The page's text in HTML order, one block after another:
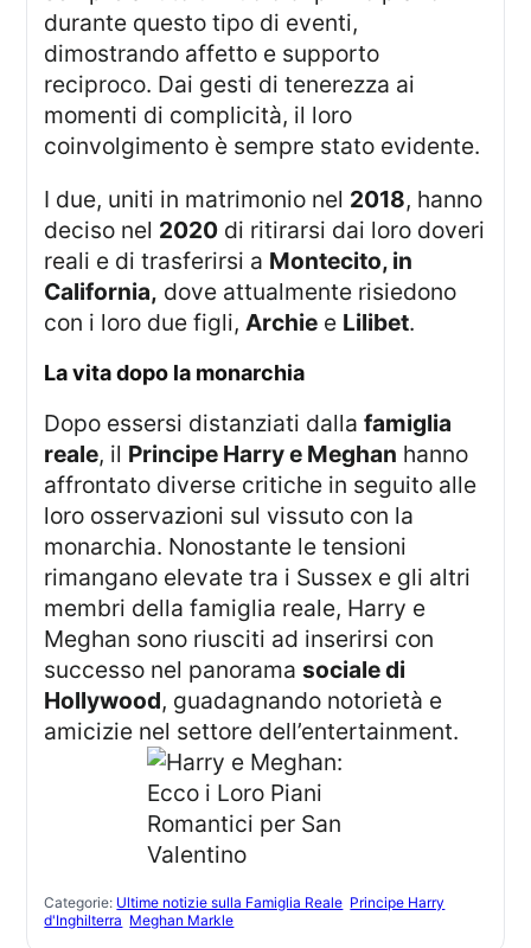
durante questo tipo di eventi,
dimostrando affetto e supporto
reciproco. Dai gesti di tenerezza ai
momenti di complicità, il loro
coinvolgimento è sempre stato evidente.
I due, uniti in matrimonio nel 2018, hanno
deciso nel 2020 di ritirarsi dai loro doveri
reali e di trasferirsi a Montecito, in
California, dove attualmente risiedono
con i loro due figli,Archie e Lilibet.
la vita dopo la monarchia
Dopo essersi distanziati dallafamiglia
reale, il Principe Harry e Meghan hanno
affrontato diverse critiche in seguito alle
loro osservazioni sul vissuto con la
monarchia. Nonostante le tensioni
rimangano elevate tra i Sussex e gli altri
membri della famiglia reale, Harry e
Meghan sono riusciti ad inserirsi con
successo nel panoramasociale di
Hollywood, guadagnando notorietà e
amicizie nel settore dell’entertainment.
Categorie: Ultime notizie sulla Famiglia Reale Principe Harry
d'Inghilterra Meghan Markle